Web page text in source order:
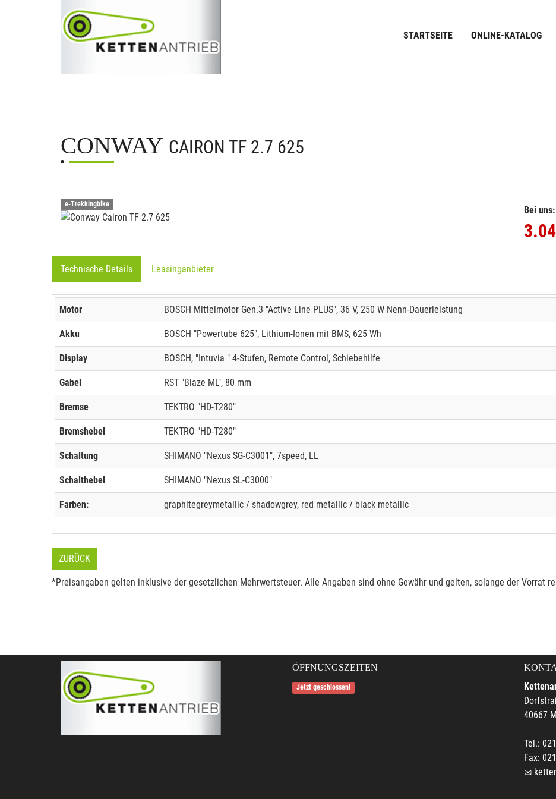
STARTSEITE ONLINE-KATALOG
CONWAY CAIRON TF 2.7 625
e-Trekkingbike
Bei uns:
Technische Details Leasinganbieter
Motor BOSCH Mittelmotor Gen.3 "Active Line PLUS", 36 V, 250 W Nenn-Dauerleistung
Akku BOSCH "Powertube 625", Lithium-Ionen mit BMS, 625 Wh
Display BOSCH, "Intuvia " 4-Stufen, Remote Control, Schiebehilfe
Gabel RST "Blaze ML", 80 mm
Bremse TEKTRO "HD-T280"
Bremshebel TEKTRO "HD-T280"
Schaltung SHIMANO "Nexus SG-C3001", 7speed, LL
Schalthebel SHIMANO "Nexus SL-C3000"
Farben: graphitegreymetallic / shadowgrey, red metallic / black metallic
ZURÜCK
*Preisangaben gelten inklusive der gesetzlichen Mehrwertsteuer. Alle Angaben sind ohne Gewähr und gelten, solange der Vorrat
ÖFFNUNGSZEITEN
Jetzt geschlossen!
40667
Tel.:
Fax: